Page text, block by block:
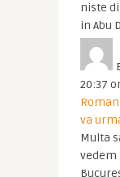
niste
in Abu
20:37
va
Multa
vedem